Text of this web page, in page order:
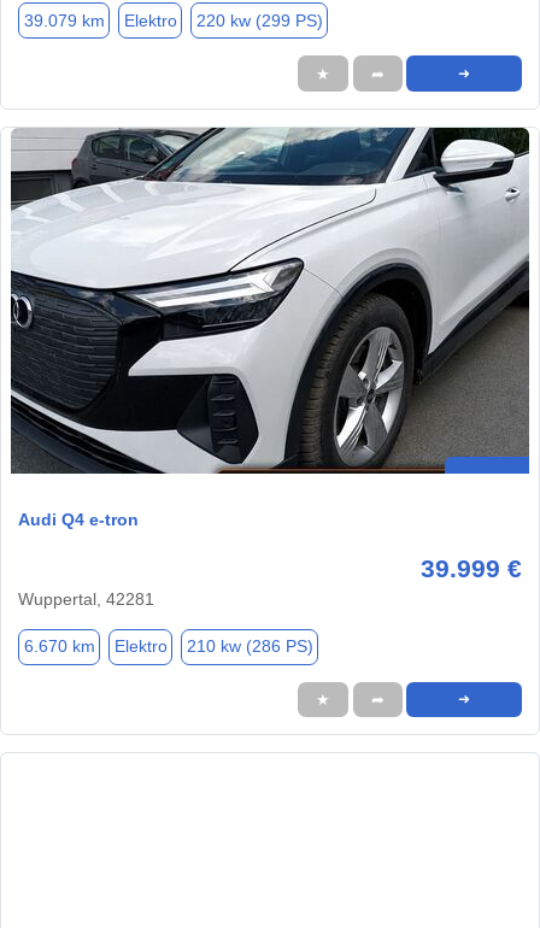
39.079 km Elektro 220 kw (299 PS)
★ ➦ ➜
Audi Q4 e-tron
39.999 €
Wuppertal, 42281
6.670 km Elektro 210 kw (286 PS)
★ ➦ ➜